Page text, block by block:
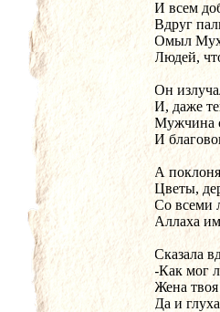
И всем
Вдруг
Омыл
Людей,
Он
И, даже
Мужчина
И
А
Цветы,
Со всеми
Аллаха
Сказала
-Как мог
Жена
Да и